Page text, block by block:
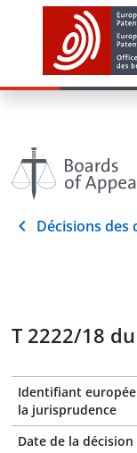
Décisions des
T 2222/18
Identifiant
la jurisprudence
Date de la décision